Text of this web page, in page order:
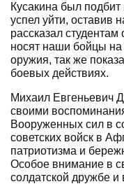
Кусакина был
успел уйти, оставив
рассказал
носят наши бойцы
оружия, так же
боевых действиях.
Михаил Евгеньевич
своими
Вооруженных сил в
советских войск в
патриотизма и
Особое внимание в
солдатской дружбе и